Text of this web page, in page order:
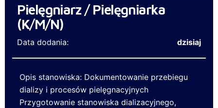
Pielęgniarz / Pielęgniarka
(K/M/N)
Data dodania: dzisiaj
Opis stanowiska: Dokumentowanie przebiegu
dializy i procesów pielęgnacyjnych
Przygotowanie stanowiska dializacyjnego,